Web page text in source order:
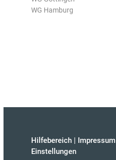
WG Hamburg
Hilfebereich | Impressum
Einstellungen